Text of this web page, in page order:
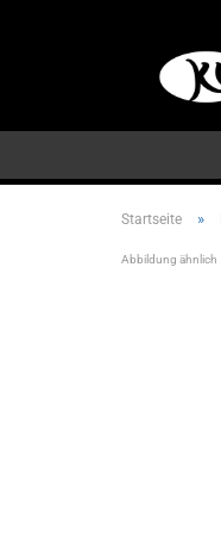
Startseite »
Abbildung ähnlich